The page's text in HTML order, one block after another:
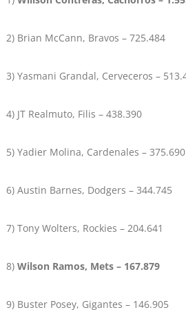
2) Brian McCann, Bravos – 725.484
3) Yasmani Grandal, Cerveceros –
4) JT Realmuto, Filis – 438.390
5) Yadier Molina, Cardenales – 375.690
6) Austin Barnes, Dodgers – 344.745
7) Tony Wolters, Rockies – 204.641
8) Wilson Ramos, Mets – 167.879
9) Buster Posey, Gigantes – 146.905